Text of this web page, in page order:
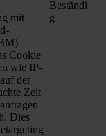
mit
Cookie
wie IP-
der
Zeit
Dies
Beständi
g